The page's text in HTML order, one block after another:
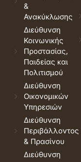
&
Ανακύκλωσης
Διεύθυνση
Κοινωνικής
Προστασίας,
Παιδείας και
Πολιτισμού
Διεύθυνση
Οικονομικών
Υπηρεσιών
Διεύθυνση
Περιβάλλοντος
& Πρασίνου
Διεύθυνση